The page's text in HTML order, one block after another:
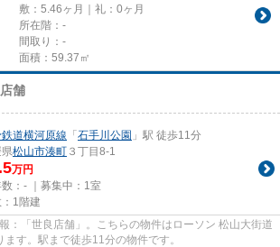
敷：5.46ヶ月｜礼：0ヶ月
所在階：-
間取り：-
面積：59.37㎡
舗
道横河原線 「 石手川公園 」駅 徒歩11分
松山市湊町 ３丁目8-1
万円
：- ｜募集中： 1室
：1階建
：「世良店舗」。こちらの物件はローソン 松山大街道
す。駅まで徒歩11分の物件です。